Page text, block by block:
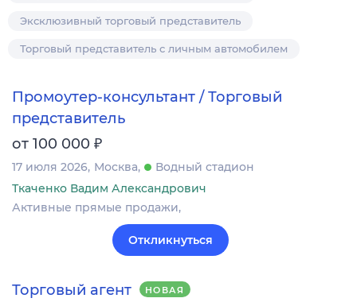
Эксклюзивный торговый представитель
Торговый представитель с личным автомобилем
Промоутер-консультант / Торговый
представитель
от 100 000 ₽
17 июля 2026 Москва
Водный стадион
Ткаченко Вадим Александрович
Активные прямые продажи,
Откликнуться
Торговый агент НОВАЯ